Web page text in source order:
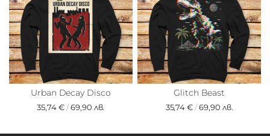
Urban Decay Disco
35,74 €/69,90 лв.
Glitch Beast
35,74 €/69,90 лв.